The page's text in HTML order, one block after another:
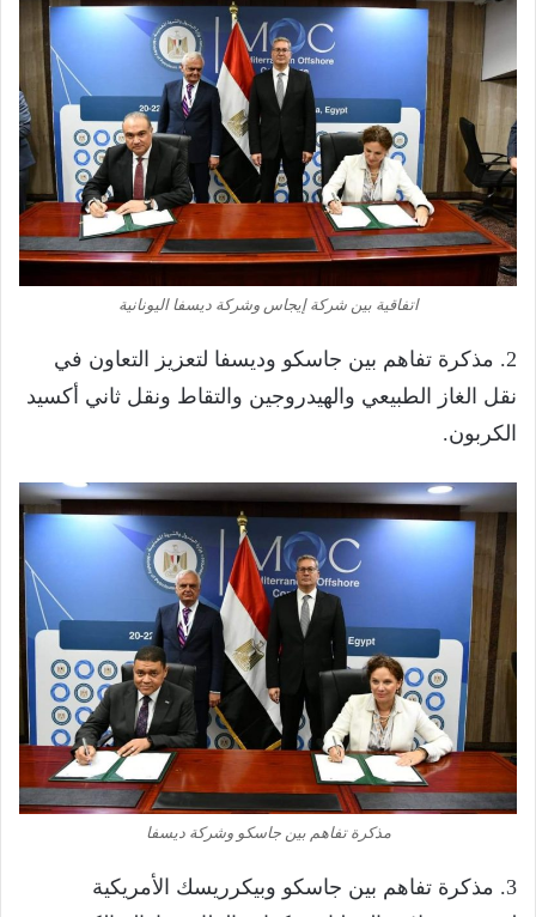
اتفاقية بين شركة إيجاس وشركة ديسفا اليونانية
2. مذكرة تفاهم بين جاسكو وديسفا لتعزيز التعاون في
نقل الغاز الطبيعي والهيدروجين والتقاط ونقل ثاني أكسيد
الكربون.
مذكرة تفاهم بين جاسكو وشركة ديسفا
3. مذكرة تفاهم بين جاسكو وبيكرريسك الأمريكية